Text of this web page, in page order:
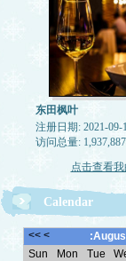
东田枫叶
注册日期: 2021-09-
访问总量:
点击查看
Calendar